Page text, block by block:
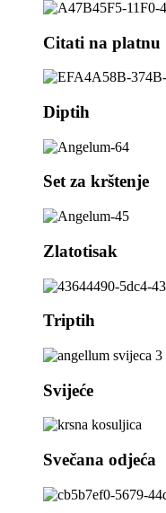
Citati na platnu
Diptih
Set za krštenje
Zlatotisak
Triptih
Svijeće
Svečana odjeća